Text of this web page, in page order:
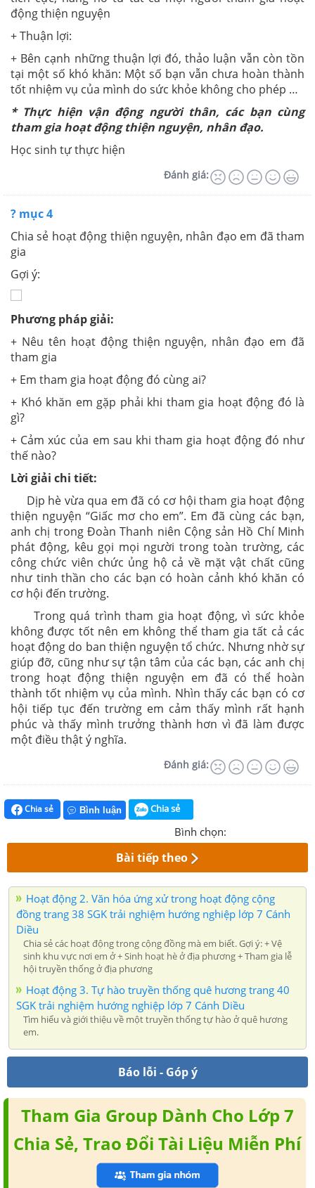
động thiện nguyện
+ Thuận lợi:
+ Bên cạnh những thuận lợi đó, thảo luận vẫn còn tồn
tại một số khó khăn: Một số bạn vẫn chưa hoàn thành
tốt nhiệm vụ của mình do sức khỏe không cho phép …
* Thực hiện vận động người thân, các bạn cùng
tham gia hoạt động thiện nguyện, nhân đạo.
Học sinh tự thực hiện
Đánh giá:
? mục 4
Chia sẻ hoạt động thiện nguyện, nhân đạo em đã tham
gia
Gợi ý:
Phương pháp giải:
+ Nêu tên hoạt động thiện nguyện, nhân đạo em đã
tham gia
+ Em tham gia hoạt động đó cùng ai?
+ Khó khăn em gặp phải khi tham gia hoạt động đó là
gì?
+ Cảm xúc của em sau khi tham gia hoạt động đó như
thế nào?
Lời giải chi tiết:
Dịp hè vừa qua em đã có cơ hội tham gia hoạt động
thiện nguyện “Giấc mơ cho em”. Em đã cùng các bạn,
anh chị trong Đoàn Thanh niên Cộng sản Hồ Chí Minh
phát động, kêu gọi mọi người trong toàn trường, các
công chức viên chức ủng hộ cả về mặt vật chất cũng
như tinh thần cho các bạn có hoàn cảnh khó khăn có
cơ hội đến trường.
Trong quá trình tham gia hoạt động, vì sức khỏe
không được tốt nên em không thể tham gia tất cả các
hoạt động do ban thiện nguyện tổ chức. Nhưng nhờ sự
giúp đỡ, cũng như sự tận tâm của các bạn, các anh chị
trong hoạt động thiện nguyện em đã có thể hoàn
thành tốt nhiệm vụ của mình. Nhìn thấy các bạn có cơ
hội tiếp tục đến trường em cảm thấy mình rất hạnh
phúc và thấy mình trưởng thành hơn vì đã làm được
một điều thật ý nghĩa.
Đánh giá:
Chia sẻ Bình luận Chia sẻ
Bình chọn:
Bài tiếp theo
Hoạt động 2. Văn hóa ứng xử trong hoạt động cộng
đồng trang 38 SGK trải nghiệm hướng nghiệp lớp 7 Cánh
Diều
Chia sẻ các hoạt động trong cộng đồng mà em biết. Gợi ý: + Vệ
sinh khu vực nơi em ở + Sinh hoạt hè ở địa phương + Tham gia lễ
hội truyền thống ở địa phương
Hoạt động 3. Tự hào truyền thống quê hương trang 40
SGK trải nghiệm hướng nghiệp lớp 7 Cánh Diều
Tìm hiểu và giới thiệu về một truyền thống tự hào ở quê hương
em.
Báo lỗi - Góp ý
Tham Gia Group Dành Cho Lớp 7
Chia Sẻ, Trao Đổi Tài Liệu Miễn Phí